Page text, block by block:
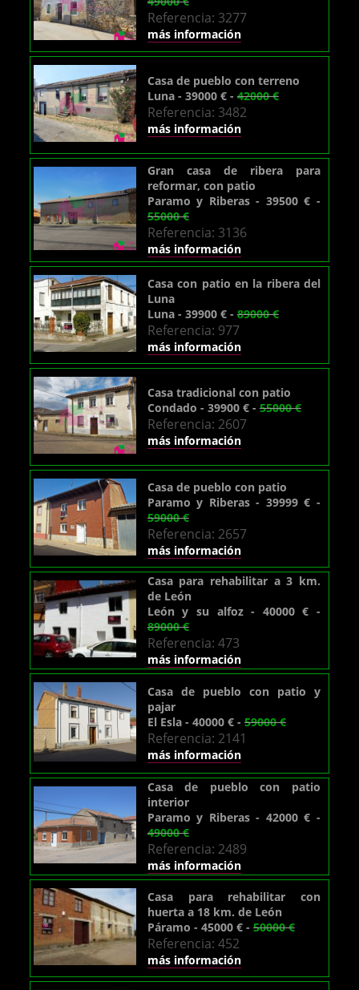
Referencia: 3277
más información
Casa de pueblo con terreno
Luna - 39000 € - 42000 €
Referencia: 3482
más información
Gran casa de ribera para
reformar, con patio
Paramo y Riberas - 39500 € -
55000 €
Referencia: 3136
más información
Casa con patio en la ribera del
Luna
Luna - 39900 € - 89000 €
Referencia: 977
más información
Casa tradicional con patio
Condado - 39900 € - 55000 €
Referencia: 2607
más información
Casa de pueblo con patio
Paramo y Riberas - 39999 € -
59000 €
Referencia: 2657
más información
Casa para rehabilitar a 3 km.
de León
León y su alfoz - 40000 € -
89000 €
Referencia: 473
más información
Casa de pueblo con patio y
pajar
El Esla - 40000 € - 59000 €
Referencia: 2141
más información
Casa de pueblo con patio
interior
Paramo y Riberas - 42000 € -
49000 €
Referencia: 2489
más información
Casa para rehabilitar con
huerta a 18 km. de León
Páramo - 45000 € - 50000 €
Referencia: 452
más información